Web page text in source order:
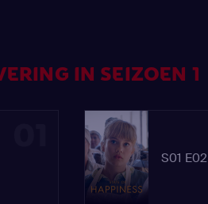
IN SEIZOEN 1
S01 E02